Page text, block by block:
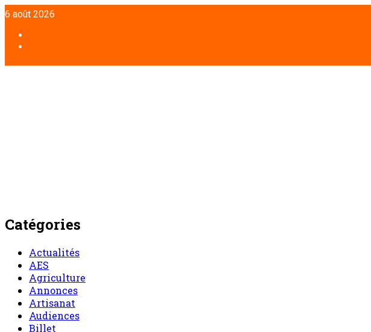
Aller
au
contenu
6 août 2026
Catégories
Actualités
AES
Agriculture
Annonces
Artisanat
Audiences
Billet